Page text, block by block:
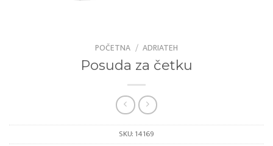
POČETNA / ADRIATEH
Posuda za četku
SKU:14169